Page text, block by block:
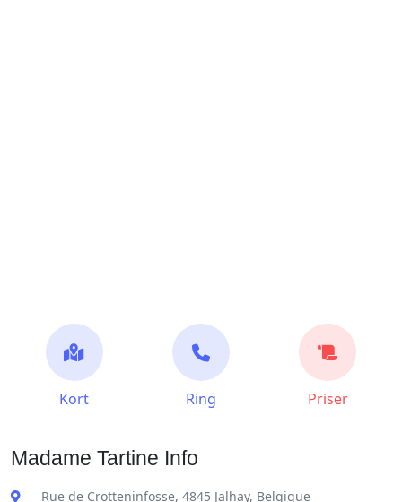
Kort Ring Priser
Madame Tartine Info
Rue de Crotteninfosse, 4845 Jalhay, Belgique